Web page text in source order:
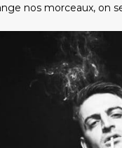
nos morceaux, on